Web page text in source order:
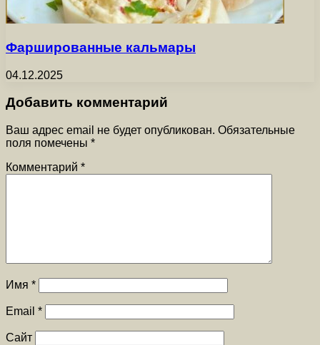
Фаршированные кальмары
04.12.2025
Добавить комментарий
Ваш адрес email не будет опубликован. Обязательные
поля помечены *
Комментарий *
Имя *
Email *
Сайт